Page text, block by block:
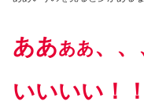
ああああ、、
いいいい！！